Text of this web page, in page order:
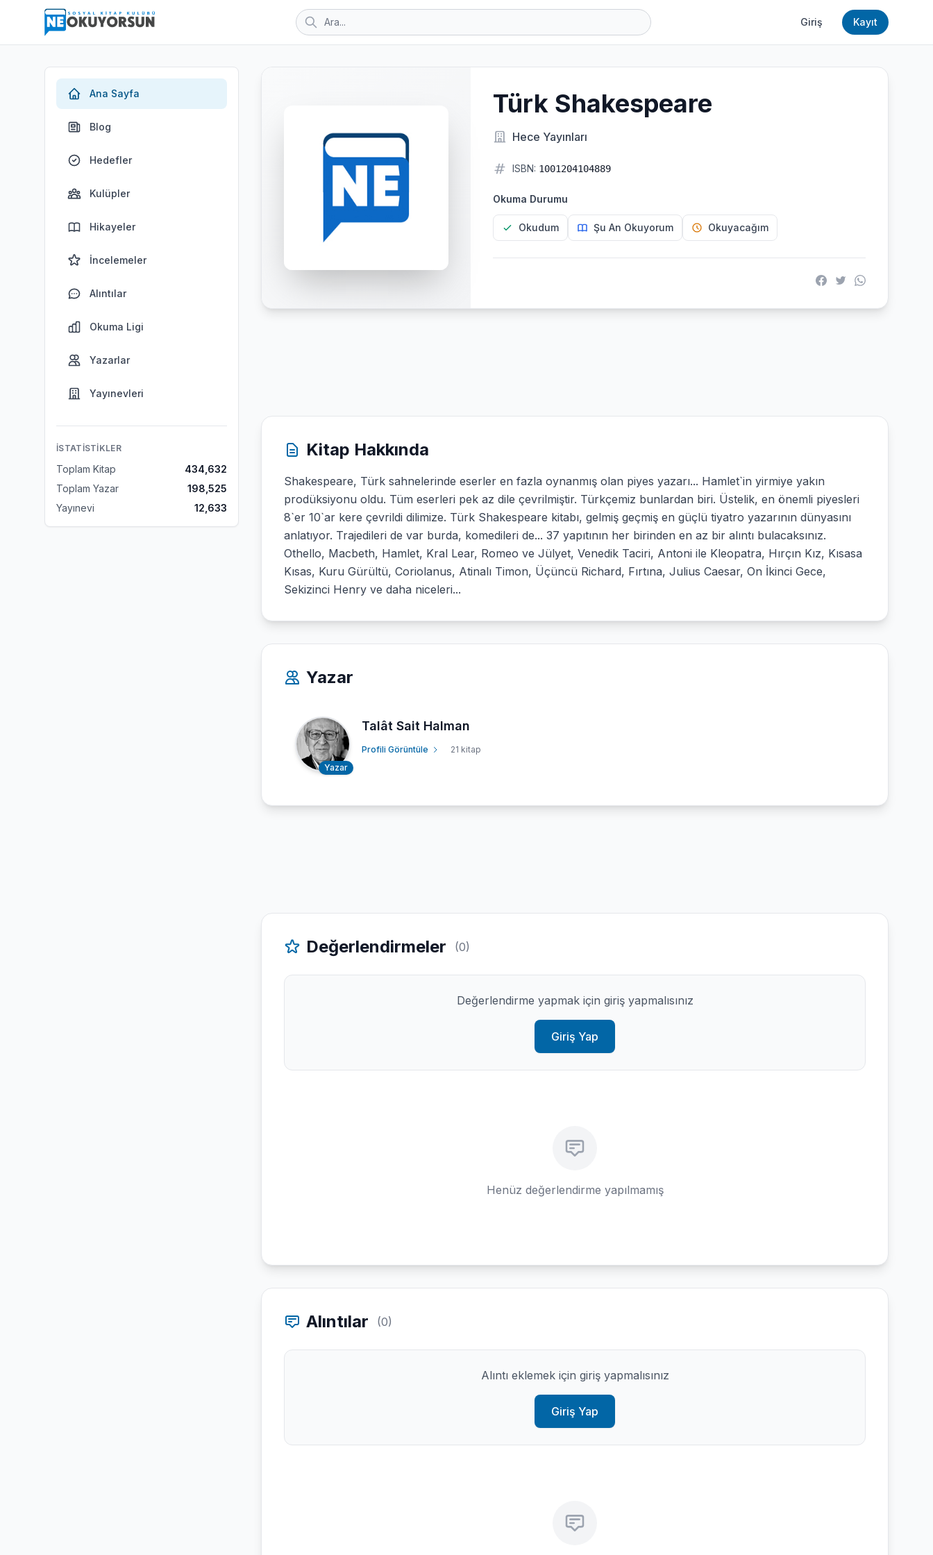
Giriş Kayıt
Ana Sayfa
Blog
Hedefler
Kulüpler
Hikayeler
İncelemeler
Alıntılar
Okuma Ligi
Yazarlar
Yayınevleri
İSTATISTIKLER
Toplam Kitap
434,632
Toplam Yazar
198,525
Yayınevi
12,633
Türk Shakespeare
Hece Yayınları
ISBN: 1001204104889
Okuma Durumu
Okudum Şu An Okuyorum Okuyacağım
Kitap Hakkında
Shakespeare, Türk sahnelerinde eserler en fazla oynanmış olan piyes yazarı... Hamlet`in yirmiye yakın
prodüksiyonu oldu. Tüm eserleri pek az dile çevrilmiştir. Türkçemiz bunlardan biri. Üstelik, en önemli piyesleri
8`er 10`ar kere çevrildi dilimize. Türk Shakespeare kitabı, gelmiş geçmiş en güçlü tiyatro yazarının dünyasını
anlatıyor. Trajedileri de var burda, komedileri de... 37 yapıtının her birinden en az bir alıntı bulacaksınız.
Othello, Macbeth, Hamlet, Kral Lear, Romeo ve Jülyet, Venedik Taciri, Antoni ile Kleopatra, Hırçın Kız, Kısasa
Kısas, Kuru Gürültü, Coriolanus, Atinalı Timon, Üçüncü Richard, Fırtına, Julius Caesar, On İkinci Gece,
Sekizinci Henry ve daha niceleri...
Yazar
Yazar
Talât Sait Halman
Profili Görüntüle 21 kitap
Değerlendirmeler (0)
Değerlendirme yapmak için giriş yapmalısınız
Giriş Yap
Henüz değerlendirme yapılmamış
Alıntılar (0)
Alıntı eklemek için giriş yapmalısınız
Giriş Yap